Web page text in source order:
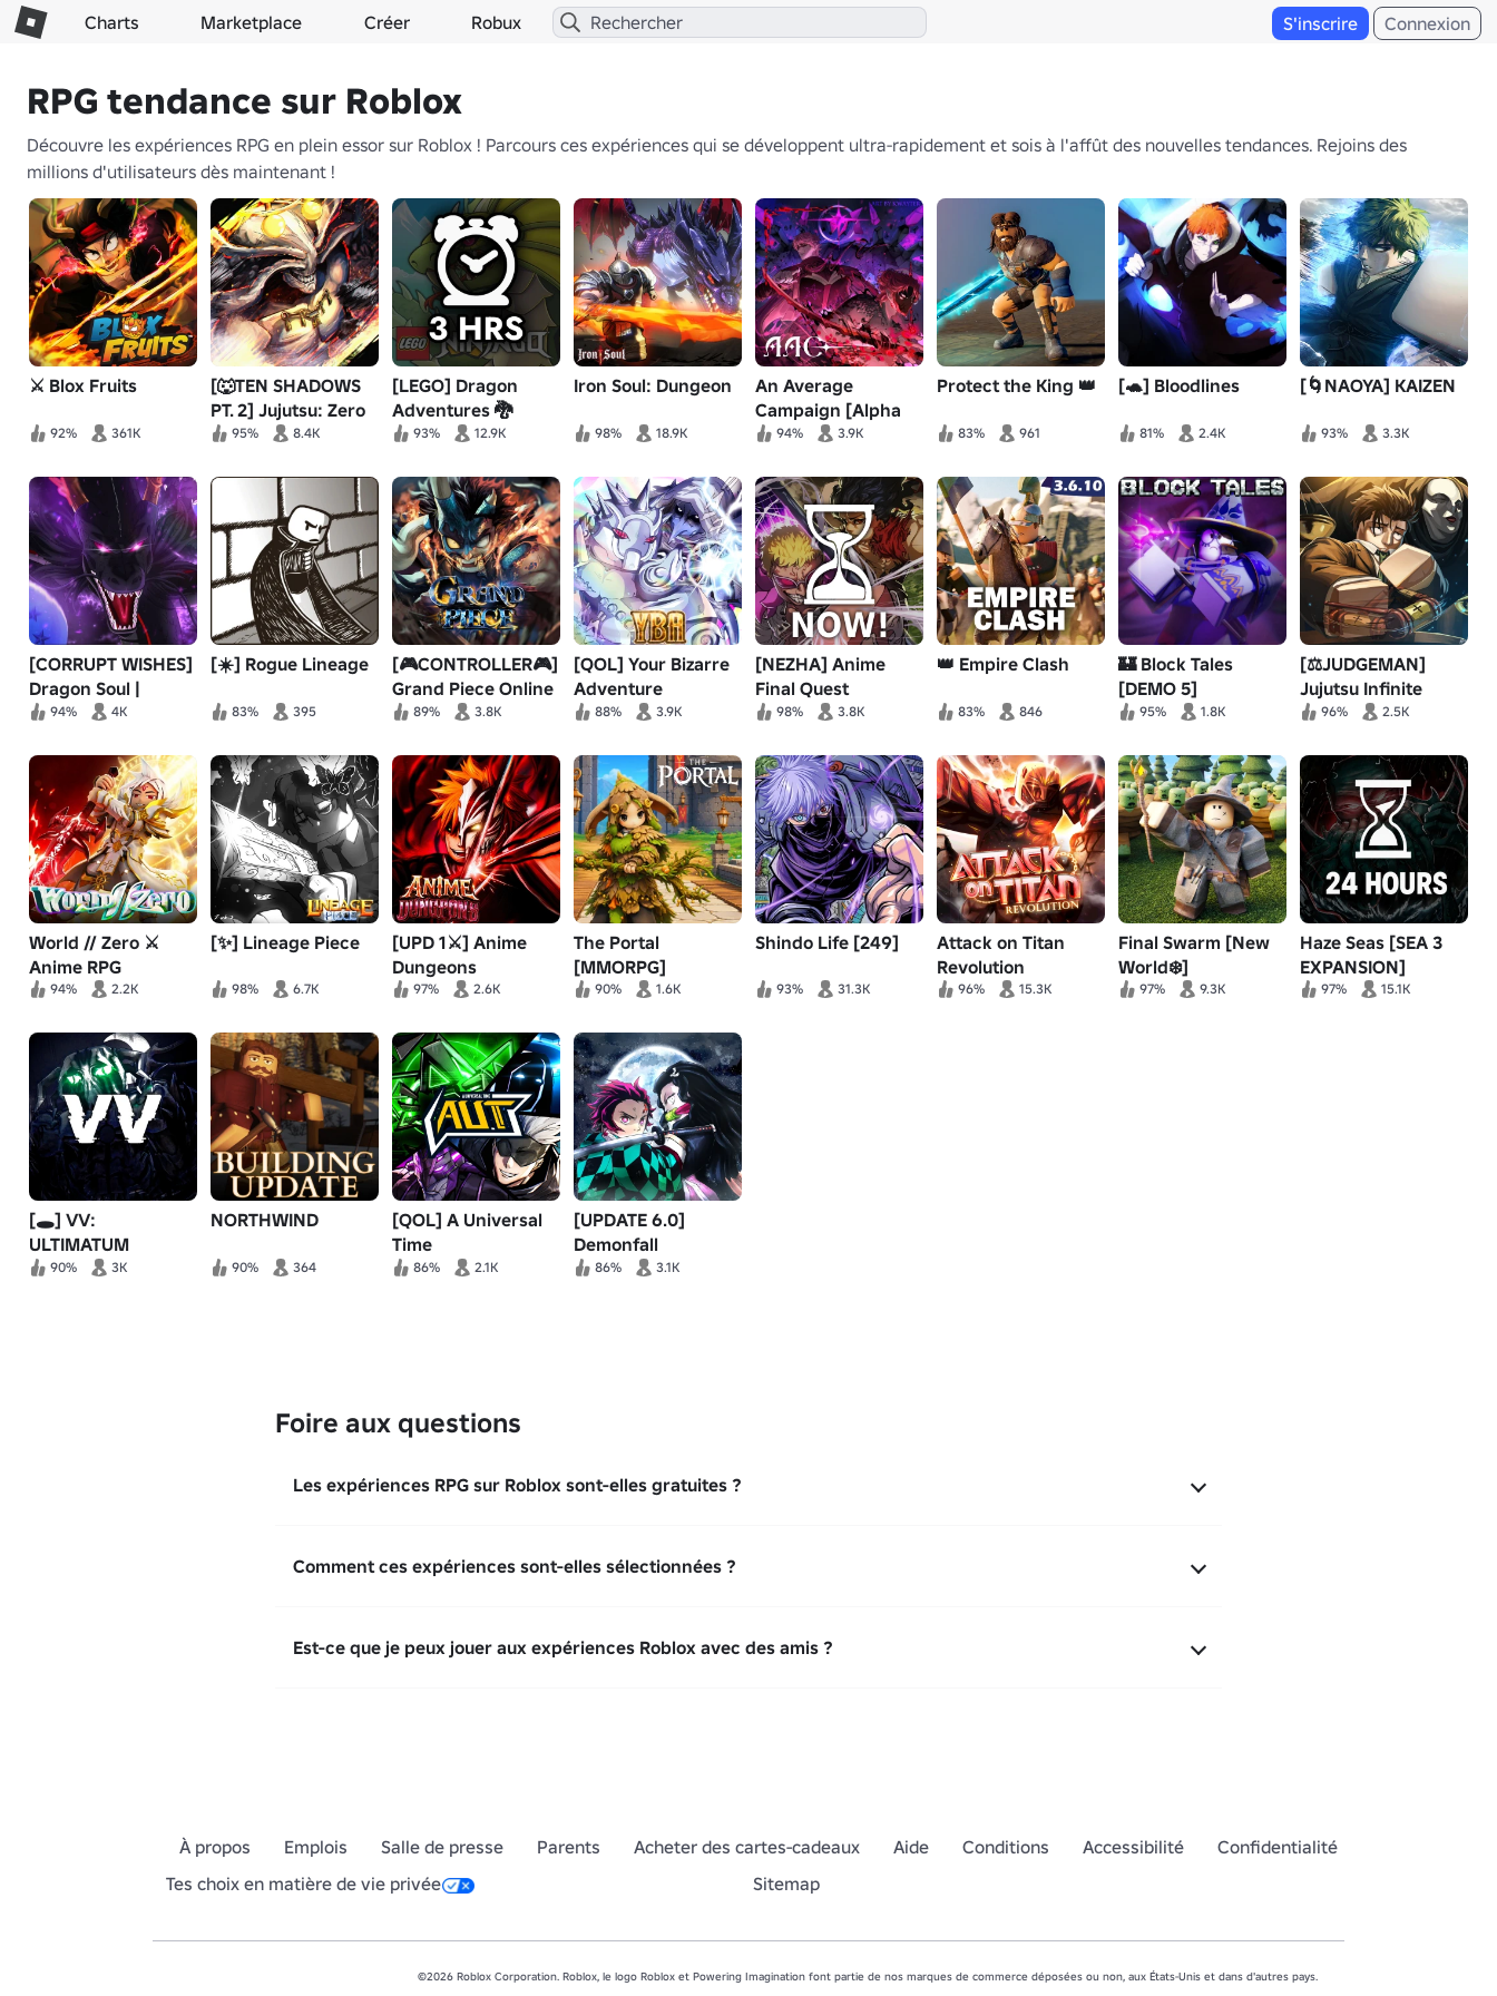
Charts Marketplace Créer Robux S'inscrire Connexion
RPG tendance sur Roblox
Découvre les expériences RPG en plein essor sur Roblox ! Parcours ces expériences qui se développent ultra-rapidement et sois à l'affût des nouvelles tendances. Rejoins des
millions d'utilisateurs dès maintenant !
⚔️ Blox Fruits
92% 361K
[🐺TEN SHADOWS
PT. 2] Jujutsu: Zero
95% 8.4K
[LEGO] Dragon
Adventures 🐉
93% 12.9K
Iron Soul: Dungeon
98% 18.9K
An Average
Campaign [Alpha
v0.4.6]
94% 3.9K
Protect the King 👑
83% 961
[🐢] Bloodlines
81% 2.4K
[🌀NAOYA] KAIZEN
93% 3.3K
[CORRUPT WISHES]
Dragon Soul |
Anime MMO 🐲
94% 4K
[☀️] Rogue Lineage
83% 395
[🎮CONTROLLER🎮]
Grand Piece Online
89% 3.8K
[QOL] Your Bizarre
Adventure
88% 3.9K
[NEZHA] Anime
Final Quest
98% 3.8K
👑 Empire Clash
83% 846
🏰 Block Tales
[DEMO 5]
95% 1.8K
[⚖️JUDGEMAN]
Jujutsu Infinite
96% 2.5K
World // Zero ⚔️
Anime RPG
94% 2.2K
[✨] Lineage Piece
98% 6.7K
[UPD 1⚔️] Anime
Dungeons
97% 2.6K
The Portal
[MMORPG]
90% 1.6K
Shindo Life [249]
93% 31.3K
Attack on Titan
Revolution
96% 15.3K
Final Swarm [New
World❄️]
97% 9.3K
Haze Seas [SEA 3
EXPANSION]
97% 15.1K
[🕳️] VV:
ULTIMATUM
90% 3K
NORTHWIND
90% 364
[QOL] A Universal
Time
86% 2.1K
[UPDATE 6.0]
Demonfall
86% 3.1K
Foire aux questions
Les expériences RPG sur Roblox sont-elles gratuites ?
Comment ces expériences sont-elles sélectionnées ?
Est-ce que je peux jouer aux expériences Roblox avec des amis ?
À propos Emplois Salle de presse Parents Acheter des cartes-cadeaux Aide Conditions Accessibilité
Confidentialité
Tes choix en matière de vie privée
Sitemap
©2026 Roblox Corporation. Roblox, le logo Roblox et Powering Imagination font partie de nos marques de commerce déposées ou non, aux États-Unis et dans d'autres pays.